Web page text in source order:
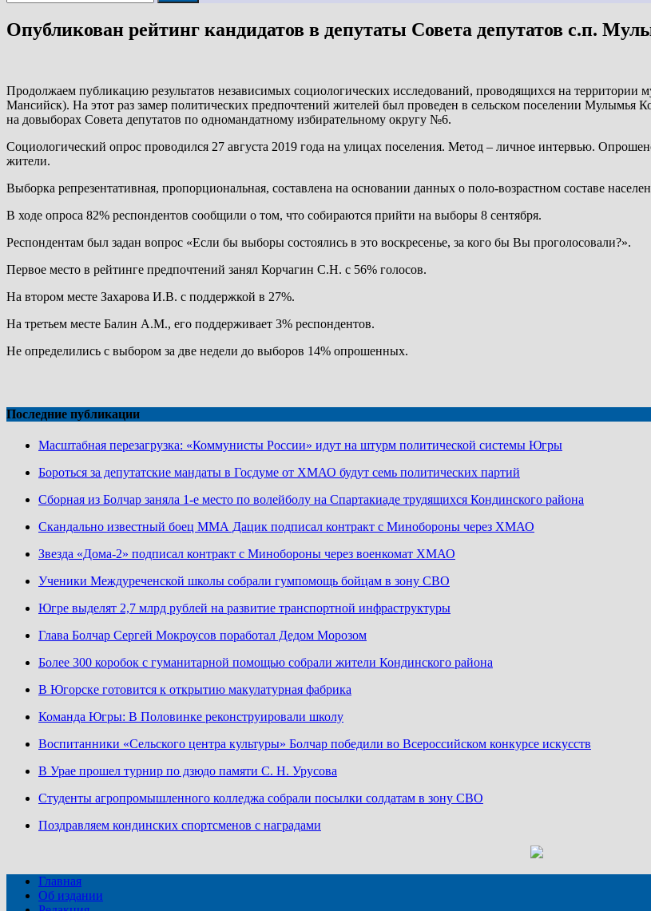
Опубликован рейтинг кандидатов в депутаты Совета депутатов с.п.
Продолжаем публикацию результатов независимых социологических исследований, проводящихся на
Мансийск). На этот раз замер политических предпочтений жителей был проведен в сельском поселении Мулымья
на довыборах Совета депутатов по одномандатному избирательному округу №6.
Социологический опрос проводился 27 августа 2019 года на улицах поселения. Метод – личное интервью.
жители.
Выборка репрезентативная, пропорциональная, составлена на основании данных о поло-возрастном составе
В ходе опроса 82% респондентов сообщили о том, что собираются прийти на выборы 8 сентября.
Респондентам был задан вопрос «Если бы выборы состоялись в это воскресенье, за кого бы Вы проголосовали?».
Первое место в рейтинге предпочтений занял Корчагин С.Н. с 56% голосов.
На втором месте Захарова И.В. с поддержкой в 27%.
На третьем месте Балин А.М., его поддерживает 3% респондентов.
Не определились с выбором за две недели до выборов 14% опрошенных.
Последние публикации
Масштабная перезагрузка: «Коммунисты России» идут на штурм политической системы Югры
Бороться за депутатские мандаты в Госдуме от ХМАО будут семь политических партий
Сборная из Болчар заняла 1-е место по волейболу на Спартакиаде трудящихся Кондинского района
Скандально известный боец ММА Дацик подписал контракт с Минобороны через ХМАО
Звезда «Дома-2» подписал контракт с Минобороны через военкомат ХМАО
Ученики Междуреченской школы собрали гумпомощь бойцам в зону СВО
Югре выделят 2,7 млрд рублей на развитие транспортной инфраструктуры
Глава Болчар Сергей Мокроусов поработал Дедом Морозом
Более 300 коробок с гуманитарной помощью собрали жители Кондинского района
В Югорске готовится к открытию макулатурная фабрика
Команда Югры: В Половинке реконструировали школу
Воспитанники «Сельского центра культуры» Болчар победили во Всероссийском конкурсе искусств
В Урае прошел турнир по дзюдо памяти С. Н. Урусова
Студенты агропромышленного колледжа собрали посылки солдатам в зону СВО
Поздравляем кондинских спортсменов с наградами
Главная
Об издании